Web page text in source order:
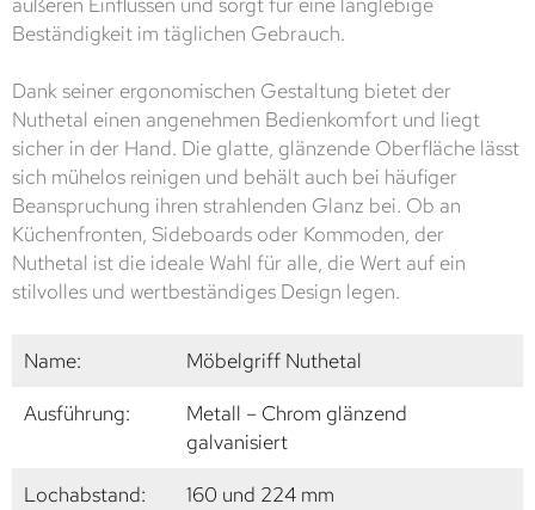
Beständigkeit im täglichen Gebrauch.
Dank seiner ergonomischen Gestaltung bietet der
Nuthetal einen angenehmen Bedienkomfort und liegt
sicher in der Hand. Die glatte, glänzende Oberfläche lässt
sich mühelos reinigen und behält auch bei häufiger
Beanspruchung ihren strahlenden Glanz bei. Ob an
Küchenfronten, Sideboards oder Kommoden, der
Nuthetal ist die ideale Wahl für alle, die Wert auf ein
stilvolles und wertbeständiges Design legen.
Name:
Möbelgriff Nuthetal
Ausführung:
Metall – Chrom glänzend
galvanisiert
Lochabstand:
160 und 224 mm